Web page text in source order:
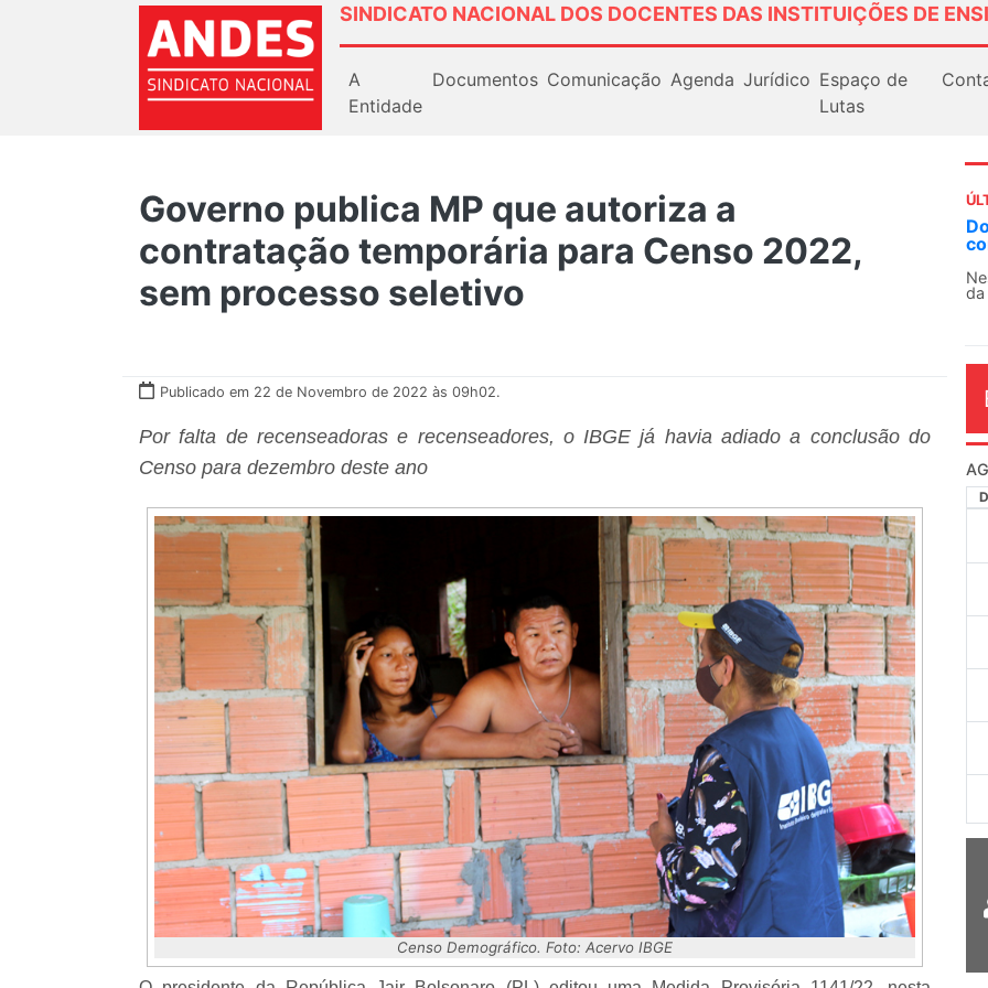
SINDICATO NACIONAL DOS DOCENTES DAS INSTITUIÇÕES DE
A
Entidade
Documentos Comunicação Agenda Jurídico Espaço de
Lutas
Governo publica MP que autoriza a
contratação temporária para Censo 2022,
sem processo seletivo
Publicado em 22 de Novembro de 2022 às 09h02.
Por falta de recenseadoras e recenseadores, o IBGE já havia adiado a conclusão do
Censo para dezembro deste ano
Censo Demográfico. Foto: Acervo IBGE
O